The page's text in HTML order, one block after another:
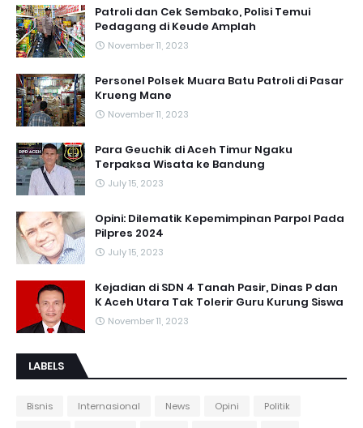
Patroli dan Cek Sembako, Polisi Temui
Pedagang di Keude Amplah
November 11, 2023
Personel Polsek Muara Batu Patroli di Pasar
Krueng Mane
November 11, 2023
Para Geuchik di Aceh Timur Ngaku
Terpaksa Wisata ke Bandung
July 15, 2023
Opini: Dilematik Kepemimpinan Parpol Pada
Pilpres 2024
July 15, 2023
Kejadian di SDN 4 Tanah Pasir, Dinas P dan
K Aceh Utara Tak Tolerir Guru Kurung Siswa
November 11, 2023
LABELS
Bisnis Internasional News Opini
Politik